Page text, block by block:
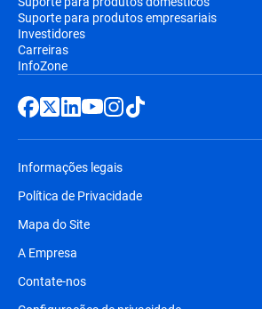
Suporte para produtos empresariais
Investidores
Carreiras
InfoZone
Informações legais
Política de Privacidade
Mapa do Site
A Empresa
Contate-nos